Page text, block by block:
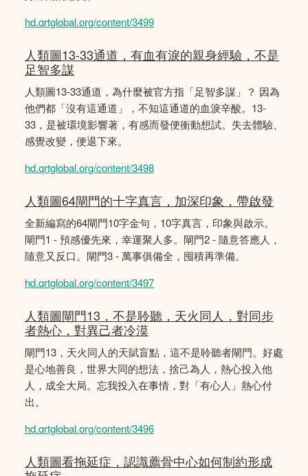
hd.qrtglobal.org/content/3499
人類圖13-33通道，有血有淚的親身經驗，不是
足智多謀
人類圖13-33通道，為什麼被官方指「足智多謀」？ 因為
他們都「沒有這通道」，不知這通道的血淚辛酸。13-
33，是被環境影響著，有感而發便衝動想試。失去體驗、
感覺改變，便退下來。
hd.qrtglobal.org/content/3498
人類圖64閘門的十字真言，加深印象，帶啟發
全新編寫的64閘門10字金句，10字真言，印象與啟示。
閘門1 - 預感優先來，幸運聚人多。閘門2 - 隨意答應人，
隨意又反口。閘門3 - 萬事俱備全，囤積再準備。
hd.qrtglobal.org/content/3497
人類圖閘門13，不是聆聽，天火同人，對同步
者熱心，對異己者冷漠
閘門13，天火同人的天賦盲點，這不是聆聽者閘門。好處
是心地善良，世界大同的想法，捨己為人，熱心投入他
人，成全大局。忘我投入在事情，對「有心人」熱心付
出。
hd.qrtglobal.org/content/3496
人類圖看拖延症，認識薦骨中心如何制約形成